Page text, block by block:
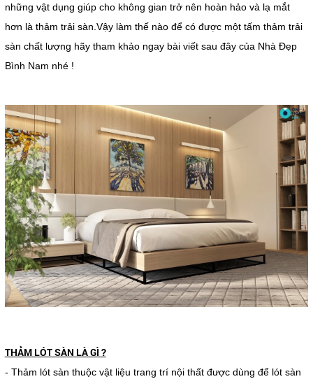
những vật dụng giúp cho không gian trở nên hoàn hảo và lạ mắt
hơn là thảm trải sàn.Vậy làm thế nào để có được một tấm thảm trải
sàn chất lượng hãy tham khảo ngay bài viết sau đây của Nhà Đẹp
Bình Nam nhé !
THẢM LÓT SÀN LÀ GÌ ?
- Thảm lót sàn thuộc vật liệu trang trí nội thất được dùng để lót sàn